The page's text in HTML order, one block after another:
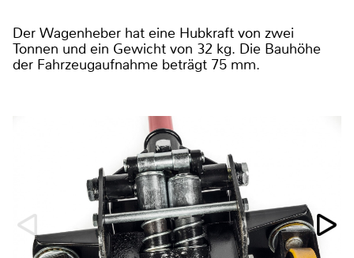
Der Wagenheber hat eine Hubkraft von zwei
Tonnen und ein Gewicht von 32 kg. Die Bauhöhe
der Fahrzeugaufnahme beträgt 75 mm.